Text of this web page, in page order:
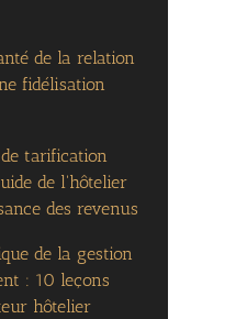
de la relation
fidélisation
tarification
de l'hôtelier
des revenus
de la gestion
: 10 leçons
hôtelier